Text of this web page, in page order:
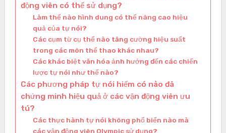
động viên có thể sử dụng?
Làm thế nào hình dung có thể nâng cao hiệu
quả của tự nói?
Các cụm từ cụ thể nào tăng cường hiệu suất
trong các môn thể thao khác nhau?
Các khác biệt văn hóa ảnh hưởng đến các chiến
lược tự nói như thế nào?
Các phương pháp tự nói hiếm có nào đã
chứng minh hiệu quả ở các vận động viên ưu
tú?
Các thực hành tự nói không phổ biến nào mà
các vận động viên Olympic sử dụng?